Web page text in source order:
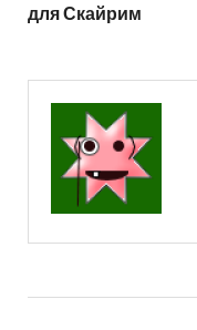
для Скайрим